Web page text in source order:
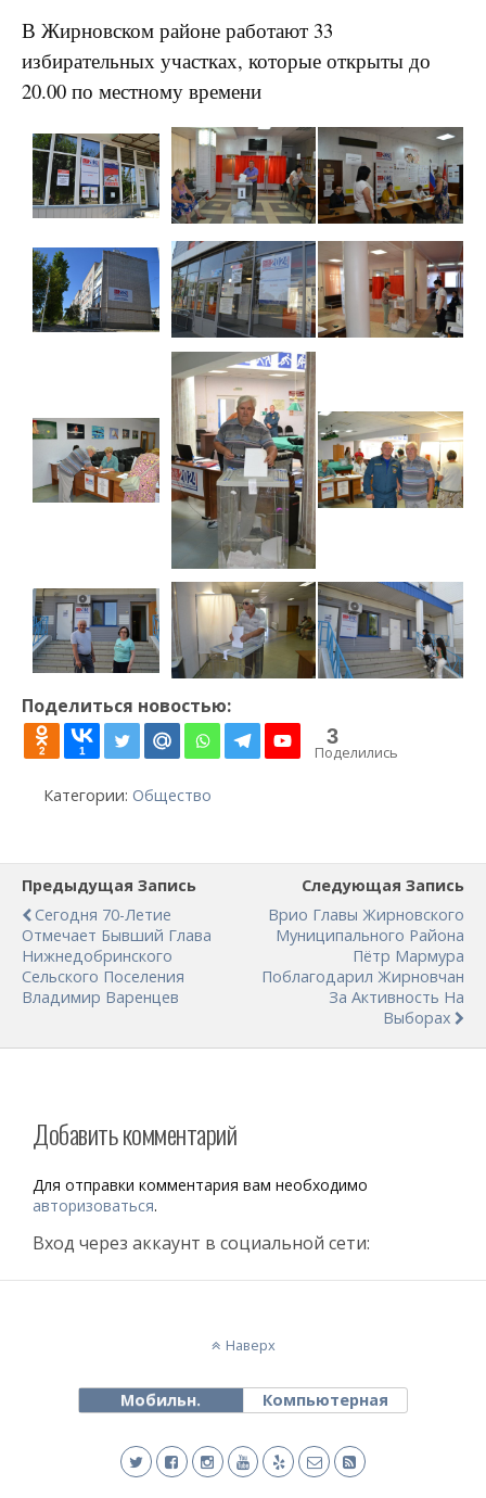
В Жирновском районе работают 33
избирательных участках, которые открыты до
20.00 по местному времени
Поделиться новостью:
2 1
3
Поделились
Категории: Общество
Предыдущая Запись
Сегодня 70-Летие
Отмечает Бывший Глава
Нижнедобринского
Сельского Поселения
Владимир Варенцев
Следующая Запись
Врио Главы Жирновского
Муниципального Района
Пётр Мармура
Поблагодарил Жирновчан
За Активность На
Выборах
Добавить комментарий
Для отправки комментария вам необходимо
авторизоваться.
Вход через аккаунт в социальной сети:
Наверх
Мобильн. Компьютерная